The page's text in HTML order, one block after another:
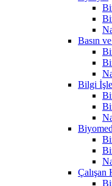
Basın
Bilgi
Çalışan